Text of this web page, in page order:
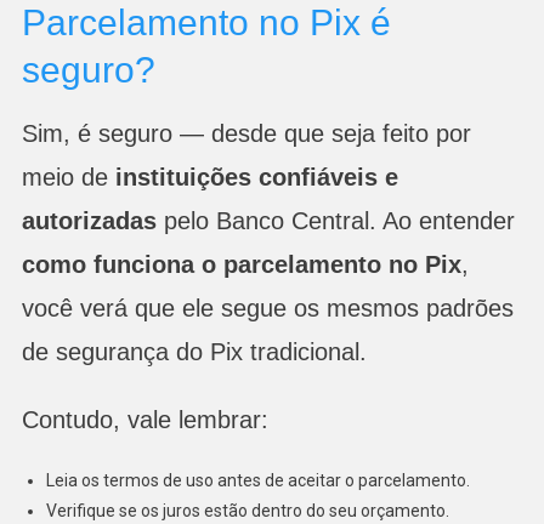
Parcelamento no Pix é
seguro?
Sim, é seguro — desde que seja feito por
meio de instituições confiáveis e
autorizadaspelo Banco Central. Ao entender
como funciona o parcelamento no Pix,
você verá que ele segue os mesmos padrões
de segurança do Pix tradicional.
Contudo, vale lembrar:
Leia os termos de uso antes de aceitar o parcelamento.
Verifique se os juros estão dentro do seu orçamento.